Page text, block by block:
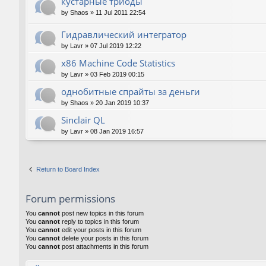
by Shaos » 11 Jul 2011 22:54
Гидравлический интегратор
by Lavr » 07 Jul 2019 12:22
x86 Machine Code Statistics
by Lavr » 03 Feb 2019 00:15
однобитные спрайты за деньги
by Shaos » 20 Jan 2019 10:37
Sinclair QL
by Lavr » 08 Jan 2019 16:57
Return to Board Index
Forum permissions
You cannot post new topics in this forum
You cannot reply to topics in this forum
You cannot edit your posts in this forum
You cannot delete your posts in this forum
You cannot post attachments in this forum